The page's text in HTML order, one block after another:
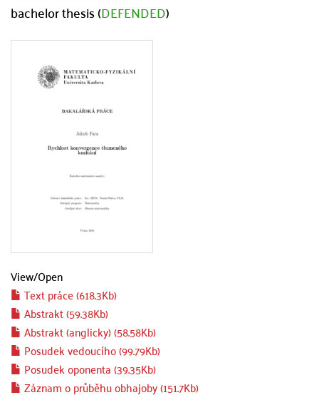
bachelor thesis (DEFENDED)
View/Open
Text práce (618.3Kb)
Abstrakt (59.38Kb)
Abstrakt (anglicky) (58.58Kb)
Posudek vedoucího (99.79Kb)
Posudek oponenta (39.35Kb)
Záznam o průběhu obhajoby (151.7Kb)